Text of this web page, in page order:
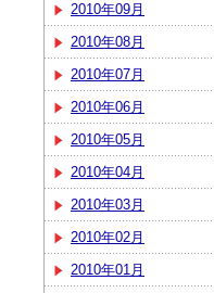
2010年09月
2010年08月
2010年07月
2010年06月
2010年05月
2010年04月
2010年03月
2010年02月
2010年01月